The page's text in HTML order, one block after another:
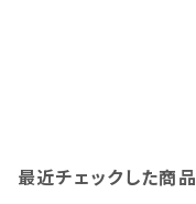
最近チェックした商品